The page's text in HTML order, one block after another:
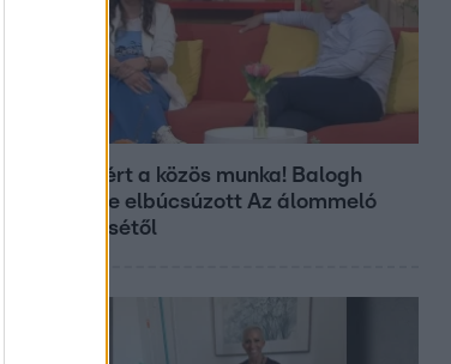
Véget ért a közös munka! Balogh
Levente elbúcsúzott Az álommeló
győztesétől